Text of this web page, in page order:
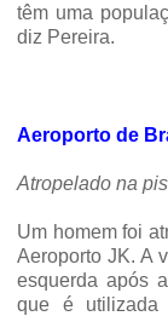
têm uma
diz Pereira.
Aeroporto de
Atropelado na
Um homem foi
Aeroporto JK. A
esquerda após
que é utilizada